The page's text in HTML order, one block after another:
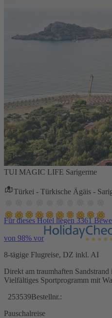
TUI MAGIC LIFE Sarigerme
Türkei - Türkische Ägäis -
Für dieses Hotel liegen 3361
von 98% vor
8-tägige Flugreise, DZ inkl. AI
Direkt am traumhaften
Vielfältiges Sportprogramm mit
253539Bestellnr.:
Pauschalreise